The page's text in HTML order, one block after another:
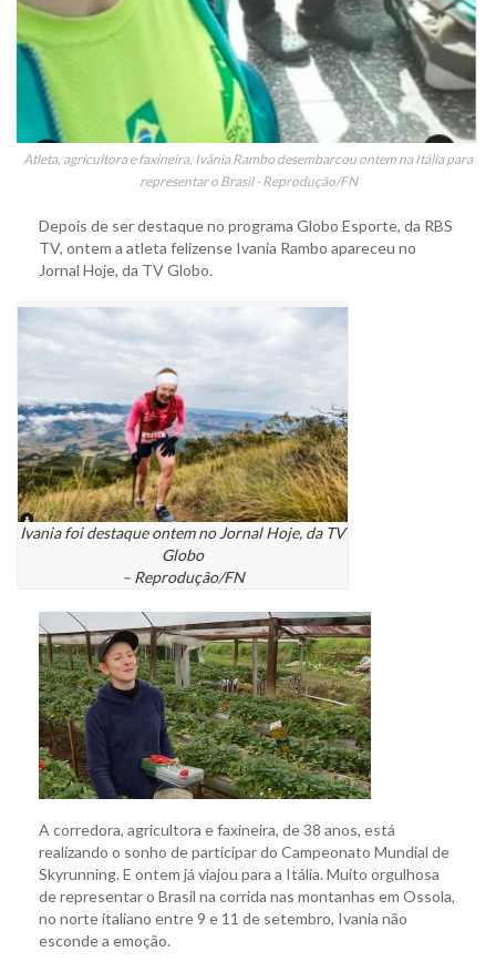
Atleta, agricultora e faxineira, Ivânia Rambo desembarcou ontem na Itália para
representar o Brasil - Reprodução/FN
Depois de ser destaque no programa Globo Esporte, da RBS
TV, ontem a atleta felizense Ivania Rambo apareceu no
Jornal Hoje, da TV Globo.
Ivania foi destaque ontem no Jornal Hoje, da TV
Globo
– Reprodução/FN
A corredora, agricultora e faxineira, de 38 anos, está
realizando o sonho de participar do Campeonato Mundial de
Skyrunning. E ontem já viajou para a Itália. Muito orgulhosa
de representar o Brasil na corrida nas montanhas em Ossola,
no norte italiano entre 9 e 11 de setembro, Ivania não
esconde a emoção.